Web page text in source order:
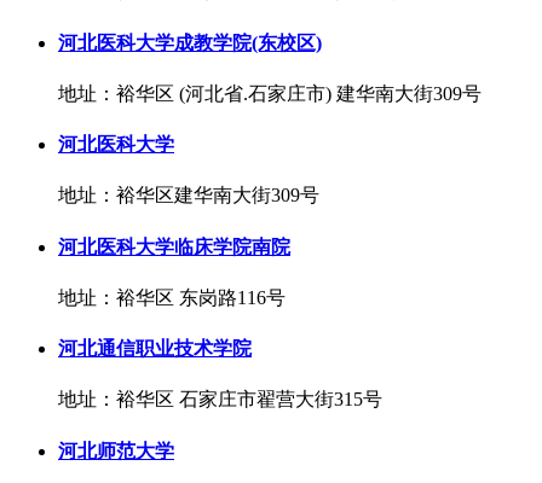
河北医科大学成教学院(东校区)
地址：裕华区 (河北省.石家庄市) 建华南大街309号
河北医科大学
地址：裕华区建华南大街309号
河北医科大学临床学院南院
地址：裕华区 东岗路116号
河北通信职业技术学院
地址：裕华区 石家庄市翟营大街315号
河北师范大学